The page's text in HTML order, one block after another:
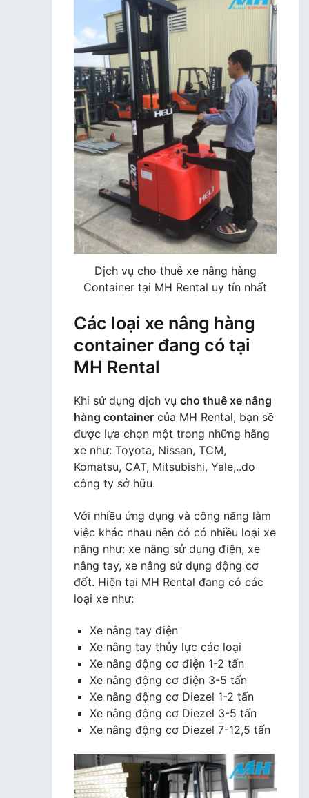
Dịch vụ cho thuê xe nâng hàng
Container tại MH Rental uy tín nhất
Các loại xe nâng hàng
container đang có tại
MH Rental
Khi sử dụng dịch vụ cho thuê xe nâng
hàng container của MH Rental, bạn sẽ
được lựa chọn một trong những hãng
xe như: Toyota, Nissan, TCM,
Komatsu, CAT, Mitsubishi, Yale,..do
công ty sở hữu.
Với nhiều ứng dụng và công năng làm
việc khác nhau nên có có nhiều loại xe
nâng như: xe nâng sử dụng điện, xe
nâng tay, xe nâng sử dụng động cơ
đốt. Hiện tại MH Rental đang có các
loại xe như:
Xe nâng tay điện
Xe nâng tay thủy lực các loại
Xe nâng động cơ điện 1-2 tấn
Xe nâng động cơ điện 3-5 tấn
Xe nâng động cơ Diezel 1-2 tấn
Xe nâng động cơ Diezel 3-5 tấn
Xe nâng động cơ Diezel 7-12,5 tấn